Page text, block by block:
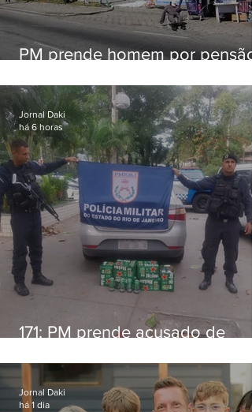
PM prende homem por pensão
171: PM prende acusado de
Niterói
Jornal Daki
há 6 horas
Jornal Daki
há 1 dia